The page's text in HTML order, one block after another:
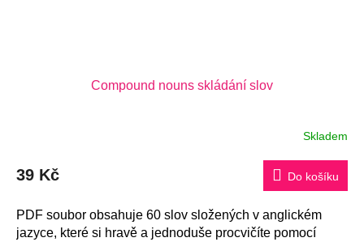
Compound nouns skládání slov
Skladem
39 Kč Do košíku
PDF soubor obsahuje 60 slov složených v anglickém
jazyce, které si hravě a jednoduše procvičíte pomocí